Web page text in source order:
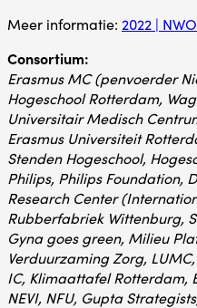
Meer informatie: 2022 | NWO
Consortium:
Erasmus MC (penvoerder
Hogeschool Rotterdam,
Universitair Medisch
Erasmus Universiteit
Stenden Hogeschool,
Philips, Philips Foundation,
Research Center
Rubberfabriek Wittenburg,
Gyna goes green, Milieu
Verduurzaming Zorg,
IC, Klimaattafel Rotterdam,
NEVI, NFU, Gupta